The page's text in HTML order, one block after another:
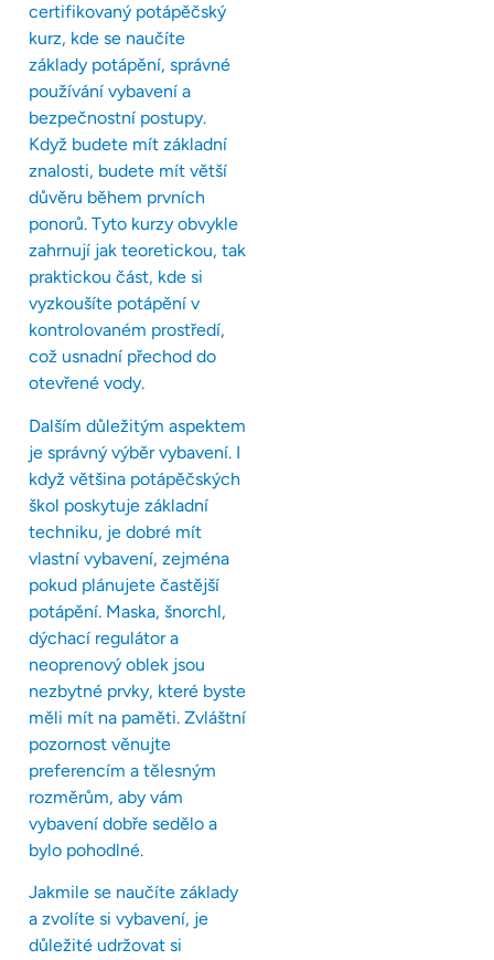
certifikovaný potápěčský
kurz, kde se naučíte
základy potápění, správné
používání vybavení a
bezpečnostní postupy.
Když budete mít základní
znalosti, budete mít větší
důvěru během prvních
ponorů. Tyto kurzy obvykle
zahrnují jak teoretickou, tak
praktickou část, kde si
vyzkoušíte potápění v
kontrolovaném prostředí,
což usnadní přechod do
otevřené vody.
Dalším důležitým aspektem
je správný výběr vybavení. I
když většina potápěčských
škol poskytuje základní
techniku, je dobré mít
vlastní vybavení, zejména
pokud plánujete častější
potápění. Maska, šnorchl,
dýchací regulátor a
neoprenový oblek jsou
nezbytné prvky, které byste
měli mít na paměti. Zvláštní
pozornost věnujte
preferencím a tělesným
rozměrům, aby vám
vybavení dobře sedělo a
bylo pohodlné.
Jakmile se naučíte základy
a zvolíte si vybavení, je
důležité udržovat si